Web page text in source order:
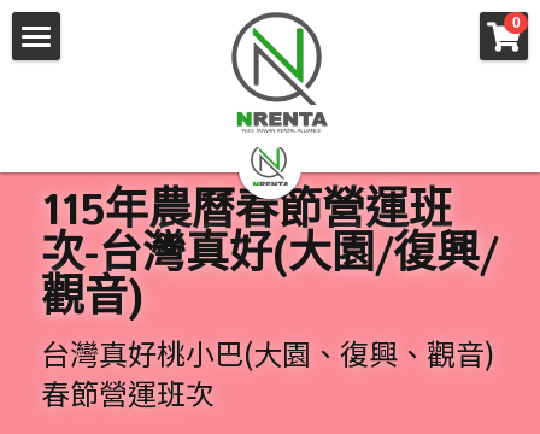
0
各式車款
商務車輛
遊覽車
賓士保姆車
租車服務
國內推薦行程
機場接送
空租車
企業社會責任
幸福巴士
關於我們
115年農曆春節營運班
次-台灣真好(大園/復興/
觀音)
台灣真好桃小巴(大園、復興、觀音)
春節營運班次
×
商品分類